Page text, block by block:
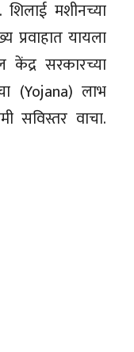
मशीनच्या
यायला
सरकारच्या
(Yojana) लाभ
सविस्तर वाचा.